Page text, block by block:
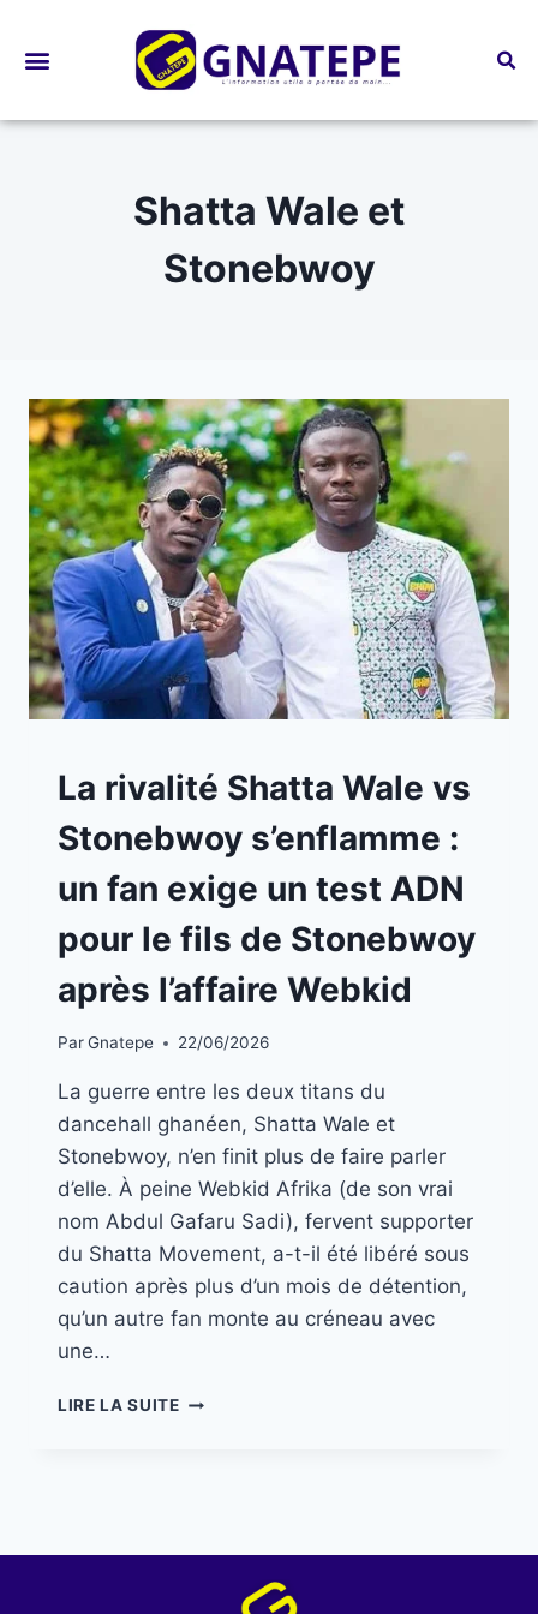
Shatta Wale et
Stonebwoy
A
LA
|
STARS
La rivalité Shatta Wale vs
Stonebwoy s’enflamme :
un fan exige un test ADN
pour le fils de Stonebwoy
après l’affaire Webkid
ParGnatepe 22/06/2026
La guerre entre les deux titans du
dancehall ghanéen, Shatta Wale et
Stonebwoy, n’en finit plus de faire parler
d’elle. À peine Webkid Afrika (de son vrai
nom Abdul Gafaru Sadi), fervent supporter
du Shatta Movement, a-t-il été libéré sous
caution après plus d’un mois de détention,
qu’un autre fan monte au créneau avec
une…
LIRE LA SUITE